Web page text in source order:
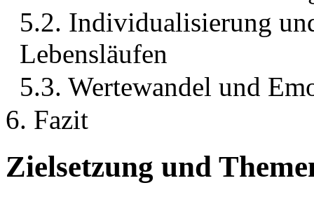
5.2. Individualisierung
Lebensläufen
5.3. Wertewandel und
6. Fazit
Zielsetzung und